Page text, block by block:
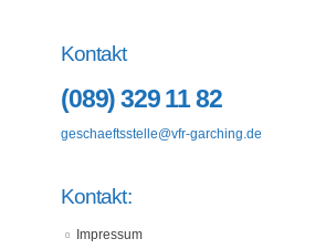
Kontakt
(089) 329 11 82
geschaeftsstelle@vfr-garching.de
Kontakt:
Impressum